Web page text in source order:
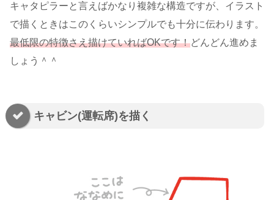
キャタピラーと言えばかなり複雑な構造ですが、イラスト
で描くときはこのくらいシンプルでも十分に伝わります。
最低限の特徴さえ描けていればOKです！どんどん進めま
しょう＾＾
キャビン(運転席)を描く